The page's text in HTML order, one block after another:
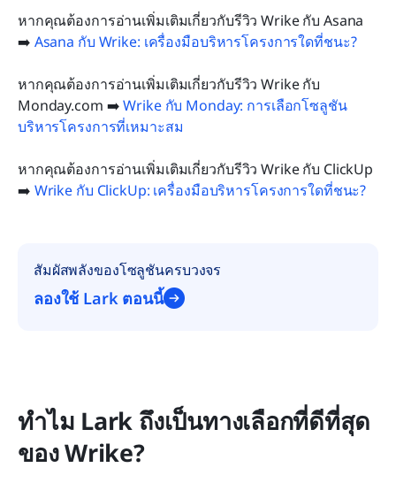
หากคุณต้องการอ่านเพิ่มเติมเกี่ยวกับรีวิว Wrike กับ Asana
➡️ Asana กับ Wrike: เครื่องมือบริหารโครงการใดที่ชนะ?
หากคุณต้องการอ่านเพิ่มเติมเกี่ยวกับรีวิว Wrike กับ
Monday.com ➡️ Wrike กับ Monday: การเลือกโซลูชัน
บริหารโครงการที่เหมาะสม
หากคุณต้องการอ่านเพิ่มเติมเกี่ยวกับรีวิว Wrike กับ ClickUp
➡️ Wrike กับ ClickUp: เครื่องมือบริหารโครงการใดที่ชนะ?
สัมผัสพลังของโซลูชันครบวงจร
ลองใช้ Lark ตอนนี้
ทำไม Lark ถึงเป็นทางเลือกที่ดีที่สุด
ของ Wrike?